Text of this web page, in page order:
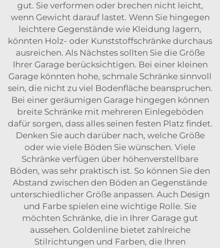
gut. Sie verformen oder brechen nicht leicht,
wenn Gewicht darauf lastet. Wenn Sie hingegen
leichtere Gegenstände wie Kleidung lagern,
könnten Holz- oder Kunststoffschränke durchaus
ausreichen. Als Nächstes sollten Sie die Größe
Ihrer Garage berücksichtigen. Bei einer kleinen
Garage könnten hohe, schmale Schränke sinnvoll
sein, die nicht zu viel Bodenfläche beanspruchen.
Bei einer geräumigen Garage hingegen können
breite Schränke mit mehreren Einlegeböden
dafür sorgen, dass alles seinen festen Platz findet.
Denken Sie auch darüber nach, welche Größe
oder wie viele Böden Sie wünschen. Viele
Schränke verfügen über höhenverstellbare
Böden, was sehr praktisch ist. So können Sie den
Abstand zwischen den Böden an Gegenstände
unterschiedlicher Größe anpassen. Auch Design
und Farbe spielen eine wichtige Rolle. Sie
möchten Schränke, die in Ihrer Garage gut
aussehen. Goldenline bietet zahlreiche
Stilrichtungen und Farben, die Ihren